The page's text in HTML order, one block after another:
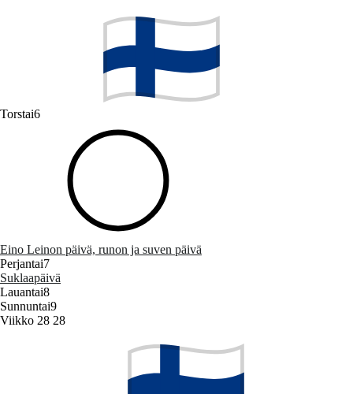
Torstai6
Eino Leinon päivä, runon ja suven päivä
Perjantai7
Suklaapäivä
Lauantai8
Sunnuntai9
Viikko 28 28